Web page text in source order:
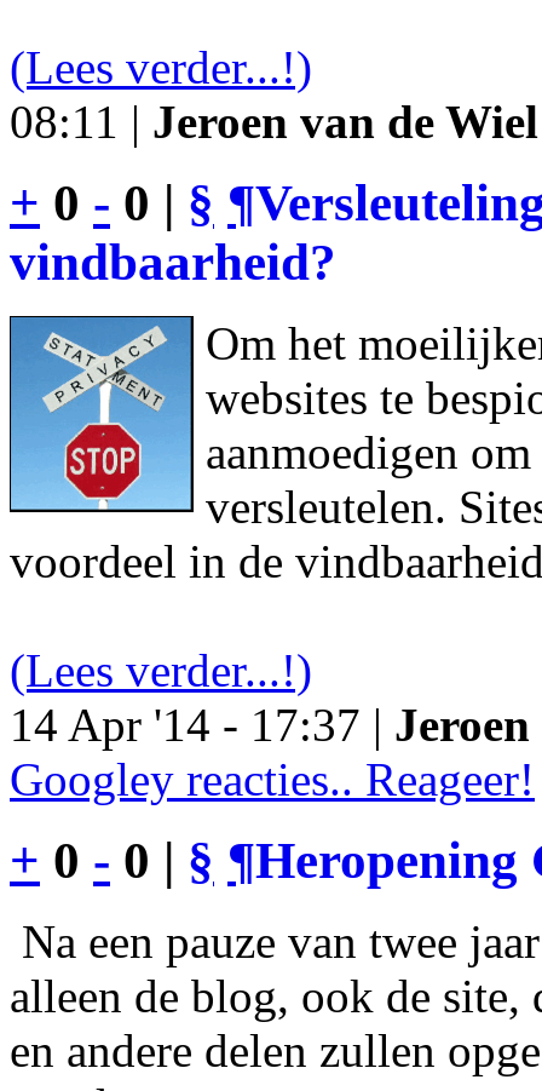
(Lees verder...!)
08:11 | Jeroen van de Wiel
+ 0 - 0 | § ¶
vindbaarheid?
Om het
websites te
aanmoedigen
versleutelen.
voordeel in de
(Lees verder...!)
14 Apr '14 - 17:37 |
Googley reacties.. Reageer!
+ 0 - 0 | § ¶Heropening
Na een pauze van twee
alleen de blog, ook de site,
en andere delen zullen